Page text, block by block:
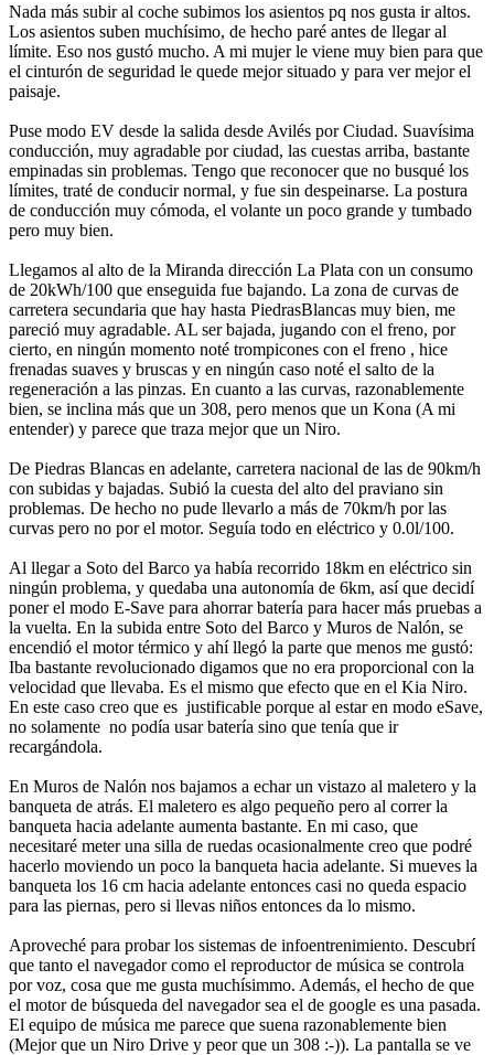
Nada más subir al coche subimos los asientos pq nos gusta ir altos.
Los asientos suben muchísimo, de hecho paré antes de llegar al
límite. Eso nos gustó mucho. A mi mujer le viene muy bien para que
el cinturón de seguridad le quede mejor situado y para ver mejor el
paisaje.
Puse modo EV desde la salida desde Avilés por Ciudad. Suavísima
conducción, muy agradable por ciudad, las cuestas arriba, bastante
empinadas sin problemas. Tengo que reconocer que no busqué los
límites, traté de conducir normal, y fue sin despeinarse. La postura
de conducción muy cómoda, el volante un poco grande y tumbado
pero muy bien.
Llegamos al alto de la Miranda dirección La Plata con un consumo
de 20kWh/100 que enseguida fue bajando. La zona de curvas de
carretera secundaria que hay hasta PiedrasBlancas muy bien, me
pareció muy agradable. AL ser bajada, jugando con el freno, por
cierto, en ningún momento noté trompicones con el freno , hice
frenadas suaves y bruscas y en ningún caso noté el salto de la
regeneración a las pinzas. En cuanto a las curvas, razonablemente
bien, se inclina más que un 308, pero menos que un Kona (A mi
entender) y parece que traza mejor que un Niro.
De Piedras Blancas en adelante, carretera nacional de las de 90km/h
con subidas y bajadas. Subió la cuesta del alto del praviano sin
problemas. De hecho no pude llevarlo a más de 70km/h por las
curvas pero no por el motor. Seguía todo en eléctrico y 0.0l/100.
Al llegar a Soto del Barco ya había recorrido 18km en eléctrico sin
ningún problema, y quedaba una autonomía de 6km, así que decidí
poner el modo E-Save para ahorrar batería para hacer más pruebas a
la vuelta. En la subida entre Soto del Barco y Muros de Nalón, se
encendió el motor térmico y ahí llegó la parte que menos me gustó:
Iba bastante revolucionado digamos que no era proporcional con la
velocidad que llevaba. Es el mismo que efecto que en el Kia Niro.
En este caso creo que es justificable porque al estar en modo eSave,
no solamente no podía usar batería sino que tenía que ir
recargándola.
En Muros de Nalón nos bajamos a echar un vistazo al maletero y la
banqueta de atrás. El maletero es algo pequeño pero al correr la
banqueta hacia adelante aumenta bastante. En mi caso, que
necesitaré meter una silla de ruedas ocasionalmente creo que podré
hacerlo moviendo un poco la banqueta hacia adelante. Si mueves la
banqueta los 16 cm hacia adelante entonces casi no queda espacio
para las piernas, pero si llevas niños entonces da lo mismo.
Aproveché para probar los sistemas de infoentrenimiento. Descubrí
que tanto el navegador como el reproductor de música se controla
por voz, cosa que me gusta muchísimmo. Además, el hecho de que
el motor de búsqueda del navegador sea el de google es una pasada.
El equipo de música me parece que suena razonablemente bien
(Mejor que un Niro Drive y peor que un 308 :-)). La pantalla se ve